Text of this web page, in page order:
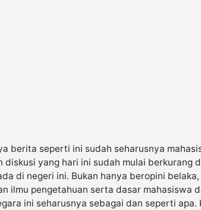
berita seperti ini sudah seharusnya
diskusi yang hari ini sudah mulai berkurang
di negeri ini. Bukan hanya beropini
ilmu pengetahuan serta dasar mahasiswa
ini seharusnya sebagai dan seperti apa.